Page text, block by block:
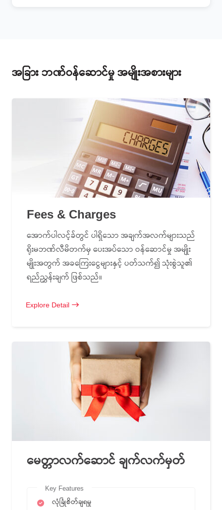
အခြား ဘဏ်ဝန်ဆောင်မှု အမျိုးအစားများ
Fees & Charges
အောက်ပါလင့်ခ်တွင် ပါရှိသော အချက်အလက်များသည်
ရိုးမဘဏ်လီမိတက်မှ ပေးအပ်သော ဝန်ဆောင်မှု အမျိုး
မျိုးအတွက် အခကြေးငွေများနှင့် ပတ်သက်၍ သုံးစွဲသူ၏
ရည်ညွှန်းချက် ဖြစ်သည်။
Explore Detail
မေတ္တာလက်ဆောင် ချက်လက်မှတ်
Key Features
လုံခြုံစိတ်ချရမှု